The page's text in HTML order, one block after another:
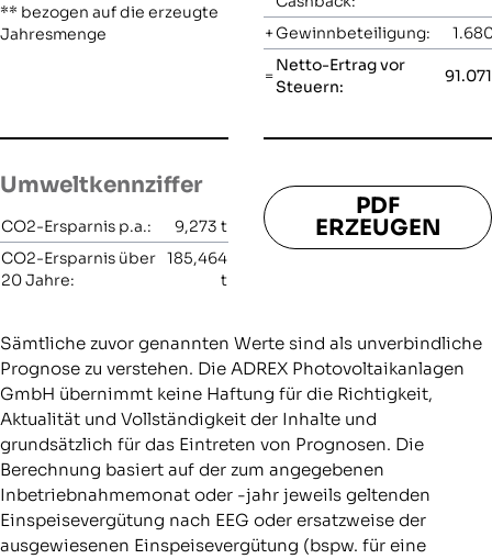
** bezogen auf die erzeugte
Jahresmenge
+Gewinnbeteiligung:
=
Netto-Ertrag vor
Steuern:
Umweltkennziffer
CO2-Ersparnis p.a.: 9,273 t
CO2-Ersparnis über
20 Jahre:
185,464
t
PDF
ERZEUGEN
Sämtliche zuvor genannten Werte sind als unverbindliche
Prognose zu verstehen. Die ADREX Photovoltaikanlagen
GmbH übernimmt keine Haftung für die Richtigkeit,
Aktualität und Vollständigkeit der Inhalte und
grundsätzlich für das Eintreten von Prognosen. Die
Berechnung basiert auf der zum angegebenen
Inbetriebnahmemonat oder -jahr jeweils geltenden
Einspeisevergütung nach EEG oder ersatzweise der
ausgewiesenen Einspeisevergütung (bspw. für eine